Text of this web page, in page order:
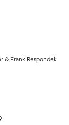
& Frank Respondek